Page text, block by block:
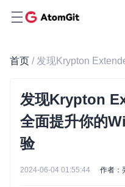
首页
发现Krypton
全面提升你的
验
2024-06-04 01:55:44 作者：